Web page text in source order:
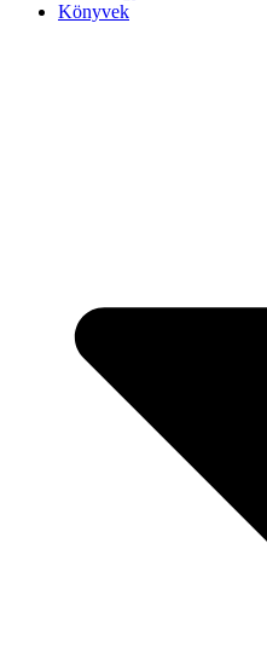
Könyvek